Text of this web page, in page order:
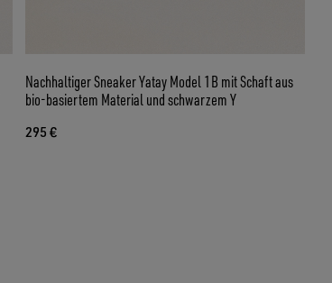
Nachhaltiger Sneaker Yatay Model 1B mit Schaft aus
bio-basiertem Material und schwarzem Y
295 €